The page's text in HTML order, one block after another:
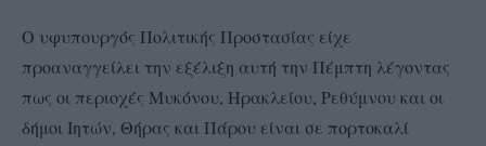
Ο υφυπουργός Πολιτικής Προστασίας είχε
προαναγγείλει την εξέλιξη αυτή την Πέμπτη λέγοντας
πως οι περιοχές Μυκόνου, Ηρακλείου, Ρεθύμνου και οι
δήμοι Ιητών, Θήρας και Πάρου είναι σε πορτοκαλί